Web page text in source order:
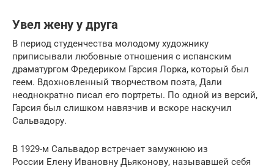
Увел жену у друга
В период студенчества молодому художнику
приписывали любовные отношения с испанским
драматургом Фредериком Гарсия Лорка, который был
геем. Вдохновленный творчеством поэта, Дали
неоднократно писал его портреты. По одной из версий,
Гарсия был слишком навязчив и вскоре наскучил
Сальвадору.
В 1929-м Сальвадор встречает замужнюю из
России Елену Ивановну Дьяконову, называвшей себя